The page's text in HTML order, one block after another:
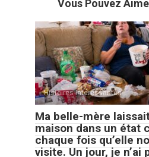
Vous Pouvez
Histoires Intéressantes
Ma belle-mère
maison dans un état
chaque fois qu’elle
visite. Un jour, je n’ai